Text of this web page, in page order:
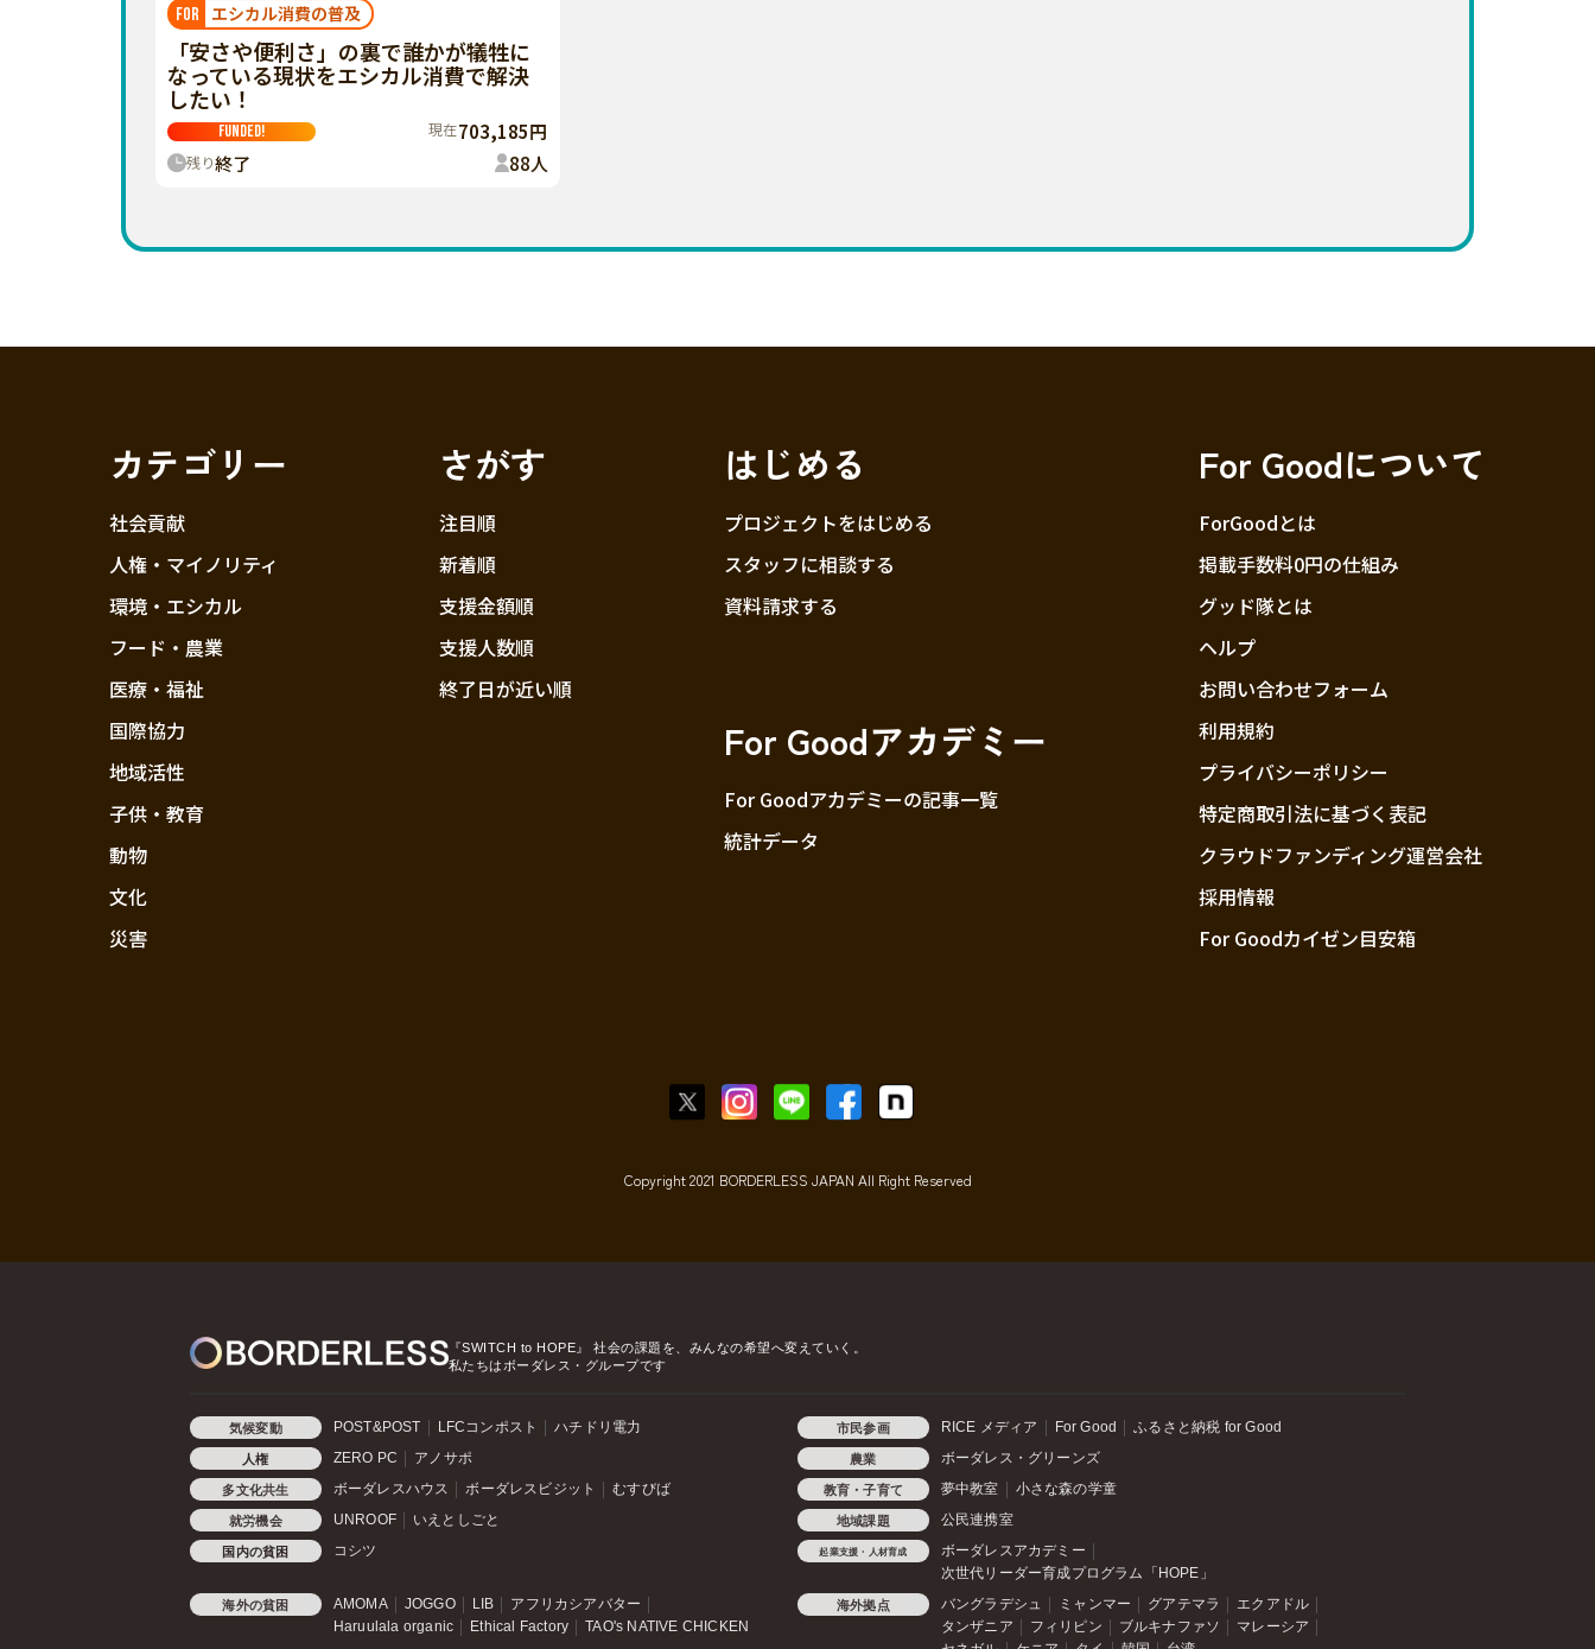
FOR エシカル消費の普及
「安さや便利さ」の裏で誰かが犠牲に
なっている現状をエシカル消費で解決
したい！
FUNDED! 現在703,185円
残り終了 88人
カテゴリー
社会貢献
人権・マイノリティ
環境・エシカル
フード・農業
医療・福祉
国際協力
地域活性
子供・教育
動物
文化
災害
さがす
注目順
新着順
支援金額順
支援人数順
終了日が近い順
はじめる
プロジェクトをはじめる
スタッフに相談する
資料請求する
For Goodアカデミー
For Goodアカデミーの記事一覧
統計データ
For Goodについて
ForGoodとは
掲載手数料0円の仕組み
グッド隊とは
ヘルプ
お問い合わせフォーム
利用規約
プライバシーポリシー
特定商取引法に基づく表記
クラウドファンディング運営会社
採用情報
For Goodカイゼン目安箱
Copyright 2021 BORDERLESS JAPAN All Right Reserved
『SWITCH to HOPE』
社会の課題を、みんなの希望へ変えていく。
私たちはボーダレス・グループです
気候変動 POST&POST LFCコンポスト ハチドリ電力 市民参画 RICE メディア For Good ふるさと納税 for Good
人権 ZERO PC アノサポ 農業 ボーダレス・グリーンズ
多文化共生 ボーダレスハウス ボーダレスビジット むすびば 教育・子育て 夢中教室 小さな森の学童
就労機会 UNROOF いえとしごと 地域課題 公民連携室
国内の貧困 コシツ 起業支援・人材育成
ボーダレスアカデミー
次世代リーダー育成プログラム「HOPE」
海外の貧困 AMOMA JOGGO LIB
アフリカシアバター
Haruulala organic
Ethical Factory TAO's NATIVE CHICKEN
海外拠点 バングラデシュ ミャンマー グアテマラ
エクアドル
タンザニア
フィリピン ブルキナファソ
マレーシア